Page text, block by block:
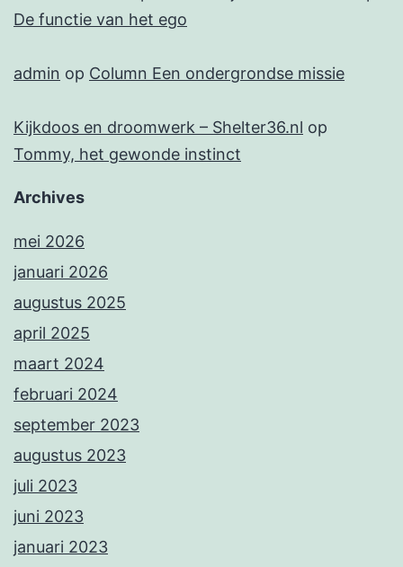
De functie van het ego
admin op Column Een ondergrondse missie
Kijkdoos en droomwerk – Shelter36.nl op
Tommy, het gewonde instinct
Archives
mei 2026
januari 2026
augustus 2025
april 2025
maart 2024
februari 2024
september 2023
augustus 2023
juli 2023
juni 2023
januari 2023